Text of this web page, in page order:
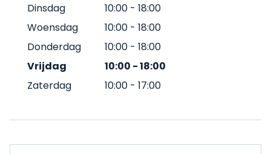
Dinsdag
10:00 - 18:00
Woensdag
10:00 - 18:00
Donderdag
10:00 - 18:00
Vrijdag
10:00 -18:00
Zaterdag
10:00 - 17:00